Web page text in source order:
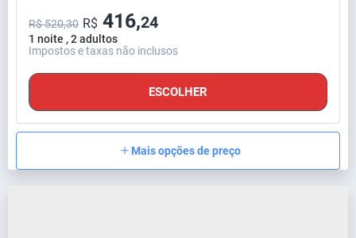
1 noite , 2 adultos
R$ 520,30 R$ 416,24
Impostos e taxas não inclusos
ESCOLHER
Mais opções de preço